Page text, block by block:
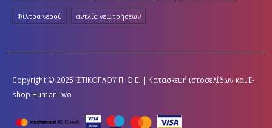
Φίλτρα νερού αντλία γεωτρήσεων
Copyright © 2025 ΙΣΤΙΚΟΓΛΟΥ Π. Ο.Ε. | Κατασκευή ιστοσελίδων και E-
shop HumanTwo